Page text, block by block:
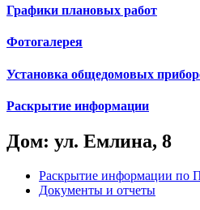
Графики плановых работ
Фотогалерея
Установка общедомовых
Раскрытие информации
Дом: ул. Емлина, 8
Раскрытие информации по
Документы и отчеты